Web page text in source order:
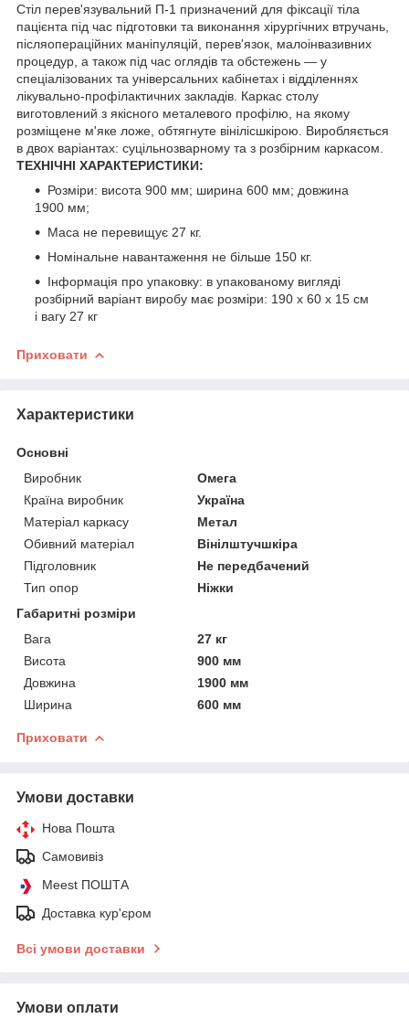
Стіл перев'язувальний П-1 призначений для фіксації тіла
пацієнта під час підготовки та виконання хірургічних втручань,
післяопераційних маніпуляцій, перев'язок, малоінвазивних
процедур, а також під час оглядів та обстежень — у
спеціалізованих та універсальних кабінетах і відділеннях
лікувально-профілактичних закладів. Каркас столу
виготовлений з якісного металевого профілю, на якому
розміщене м'яке ложе, обтягнуте вінілісшкірою.
Виробляється
в двох варіантах: суцільнозварному та з розбірним каркасом.
ТЕХНІЧНІ ХАРАКТЕРИСТИКИ:
Розміри: висота 900 мм; ширина 600 мм; довжина
1900 мм;
Маса не перевищує 27 кг.
Номінальне навантаження не більше 150 кг.
Інформація про упаковку: в упакованому вигляді
розбірний варіант виробу має розміри: 190 х 60 х 15 см
і вагу 27 кг
Приховати
Характеристики
Основні
Виробник
Омега
Країна виробник
Україна
Матеріал каркасу
Метал
Обивний матеріал
Вінілштучшкіра
Підголовник
Не передбачений
Тип опор
Ніжки
Габаритні розміри
Вага
27 кг
Висота
900 мм
Довжина
1900 мм
Ширина
600 мм
Приховати
Умови доставки
Нова Пошта
Самовивіз
Meest ПОШТА
Доставка кур'єром
Всі умови доставки
Умови оплати